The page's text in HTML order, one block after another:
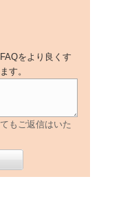
をより良くす
す。
もご返信はいた